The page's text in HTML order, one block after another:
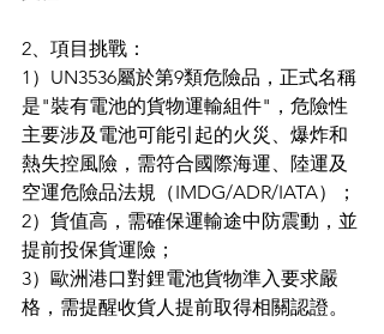
2、項目挑戰：
1）UN3536屬於第9類危險品，正式名稱
是"裝有電池的貨物運輸組件"，危險性
主要涉及電池可能引起的火災、爆炸和
熱失控風險，需符合國際海運、陸運及
空運危險品法規（IMDG/ADR/IATA）；
2）貨值高，需確保運輸途中防震動，並
提前投保貨運險；
3）歐洲港口對鋰電池貨物準入要求嚴
格，需提醒收貨人提前取得相關認證。